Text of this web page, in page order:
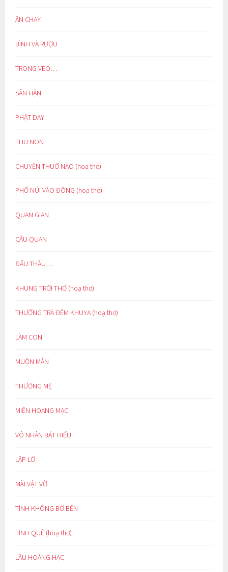
ĂN CHAY
BÌNH VÀ RƯỢU
TRONG VEO…
SÂN HẬN
PHẬT DẠY
THU NON
CHUYỆN THUỞ NÀO (hoạ thơ)
PHỐ NÚI VÀO ĐÔNG (hoạ thơ)
QUAN GIAN
CẨU QUAN
ĐẤU THẦU…
KHUNG TRỜI THƠ (hoạ thơ)
THƯỞNG TRÀ ĐÊM KHUYA (hoạ thơ)
LÀM CON
MUỘN MẰN
THƯƠNG MẸ
MIỀN HOANG MẠC
VÔ NHÂN BẤT HIẾU
LẬP LỜ
MÃI VẬT VỜ
TÌNH KHÔNG BỜ BẾN
TÌNH QUÊ (hoạ thơ)
LẦU HOÀNG HẠC